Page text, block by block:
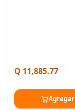
Q 11,885.77
Agregar